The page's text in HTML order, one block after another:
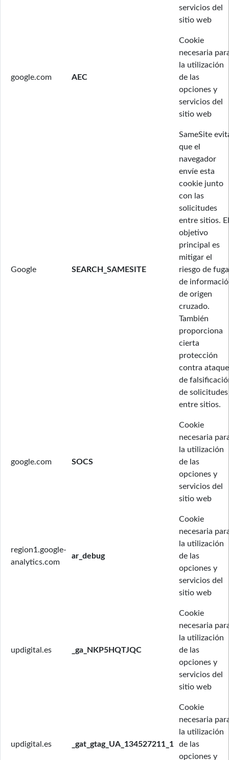
servicios del
sitio web
google.com AEC
Cookie
necesaria
la utilización
de las
opciones y
servicios del
sitio web
Google SEARCH_SAMESITE
SameSite
que el
navegador
envíe esta
cookie junto
con las
solicitudes
entre sitios. El
objetivo
principal es
mitigar el
riesgo de fuga
de
de origen
cruzado.
También
proporciona
cierta
protección
contra
de
de solicitudes
entre sitios.
google.com SOCS
Cookie
necesaria
la utilización
de las
opciones y
servicios del
sitio web
region1.google-
analytics.com
ar_debug
Cookie
necesaria
la utilización
de las
opciones y
servicios del
sitio web
updigital.es _ga_NKP5HQTJQC
Cookie
necesaria
la utilización
de las
opciones y
servicios del
sitio web
updigital.es _gat_gtag_UA_134527211_1
Cookie
necesaria
la utilización
de las
opciones y